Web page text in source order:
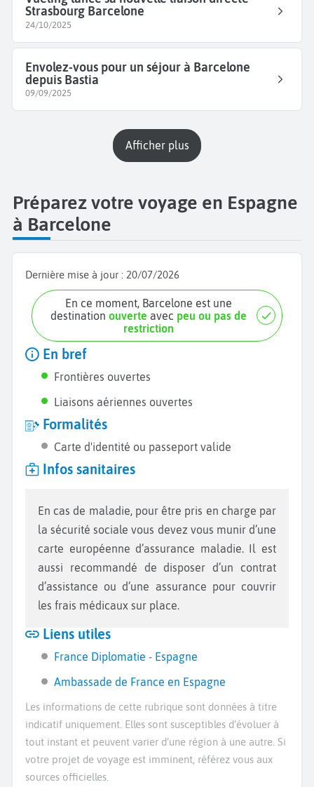
Strasbourg Barcelone
24/10/2025
Envolez-vous pour un séjour à Barcelone
depuis Bastia
09/09/2025
Afficher plus
Préparez votre voyage en Espagne
à Barcelone
Dernière mise à jour : 20/07/2026
En ce moment, Barcelone est une
destinationouverte avec peu ou pas de
restriction
En bref
Frontières ouvertes
Liaisons aériennes ouvertes
Formalités
Carte d'identité ou passeport valide
Infos sanitaires
En cas de maladie, pour être pris en charge par
la sécurité sociale vous devez vous munir d’une
carte européenne d’assurance maladie. Il est
aussi recommandé de disposer d’un contrat
d’assistance ou d’une assurance pour couvrir
les frais médicaux sur place.
Liens utiles
France Diplomatie - Espagne
Ambassade de France en Espagne
Les informations de cette rubrique sont données à titre
indicatif uniquement. Elles sont susceptibles d’évoluer à
tout instant et peuvent varier d’une région à une autre. Si
votre projet de voyage est imminent, référez vous aux
sources officielles.